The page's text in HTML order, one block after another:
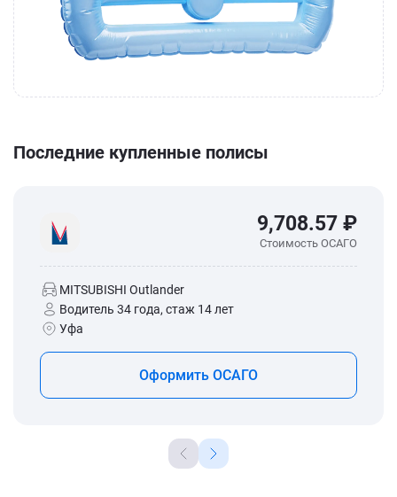
Последние купленные полисы
9,708.57 ₽
Стоимость ОСАГО
MITSUBISHI Outlander
Водитель 34 года, стаж 14 лет
Уфа
Оформить ОСАГО